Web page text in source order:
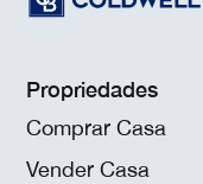
Propriedades
Comprar Casa
Vender Casa